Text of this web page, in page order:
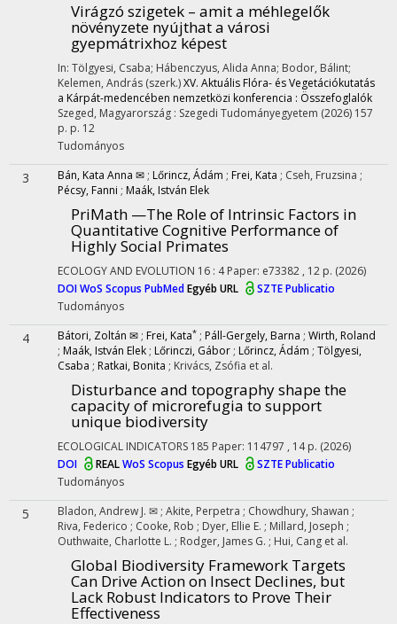
Virágzó szigetek – amit a méhlegelők
növényzete nyújthat a városi
gyepmátrixhoz képest
In: Tölgyesi, Csaba; Hábenczyus, Alida Anna; Bodor, Bálint;
Kelemen, András (szerk.)XV. Aktuális Flóra- és Vegetációkutatás
a Kárpát-medencében nemzetközi konferencia : Összefoglalók
Szeged, Magyarország : Szegedi Tudományegyetem (2026) 157
p. p. 12
Tudományos
3 Bán, Kata Anna ✉ ; Lőrincz, Ádám ; Frei, Kata ; Cseh, Fruzsina ;
Pécsy, Fanni ; Maák, István Elek
PriMath —The Role of Intrinsic Factors in
Quantitative Cognitive Performance of
Highly Social Primates
ECOLOGY AND EVOLUTION 16 : 4 Paper: e73382 , 12 p. (2026)
DOIWoS Scopus PubMedEgyéb URL
SZTE Publicatio
Tudományos
4 Bátori, Zoltán ✉ ; Frei, Kata* ; Páll-Gergely, Barna ; Wirth, Roland
; Maák, István Elek ; Lőrinczi, Gábor ; Lőrincz, Ádám ; Tölgyesi,
Csaba ; Ratkai, Bonita ; Krivács, Zsófia et al.
Disturbance and topography shape the
capacity of microrefugia to support
unique biodiversity
ECOLOGICAL INDICATORS 185 Paper: 114797 , 14 p. (2026)
DOI
REALWoS Scopus Egyéb URL
SZTE Publicatio
Tudományos
5 Bladon, Andrew J. ✉ ; Akite, Perpetra ; Chowdhury, Shawan ;
Riva, Federico ; Cooke, Rob ; Dyer, Ellie E. ; Millard, Joseph ;
Outhwaite, Charlotte L. ; Rodger, James G. ; Hui, Cang et al.
Global Biodiversity Framework Targets
Can Drive Action on Insect Declines, but
Lack Robust Indicators to Prove Their
Effectiveness